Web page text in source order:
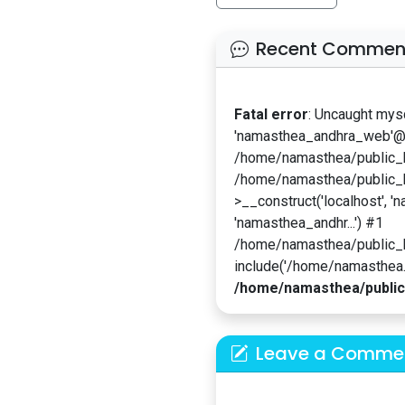
Recent
Fatal error: Uncaught
/home/namasthea/
/home/namasthea/
>__construct('localhost',
'namasthea_andhr...') #1
/home/namasthea/
include('/home/
/home/namasthea/
Leave a